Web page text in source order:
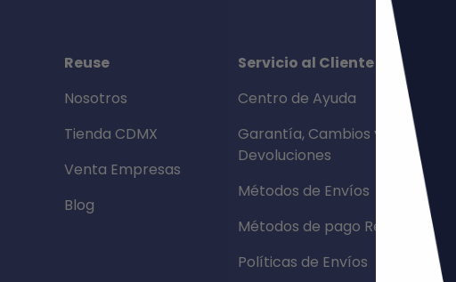
Reuse
Nosotros
Tienda CDMX
Venta Empresas
Blog
Servicio al Cliente
Centro de Ayuda
Garantía, Cambios y
Devoluciones
Métodos de Envíos
Métodos de pago Reuse
Políticas de Envíos